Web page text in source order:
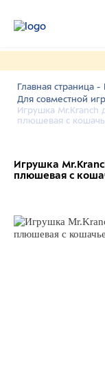
Главная страница -
Для совместной
Игрушка
плюшевая с
Игрушка
плюшевая с